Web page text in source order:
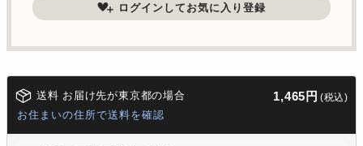
ログインしてお気に入り登録
送料 お届け先が東京都の場合 1,465円 (税込)
お住まいの住所で送料を確認